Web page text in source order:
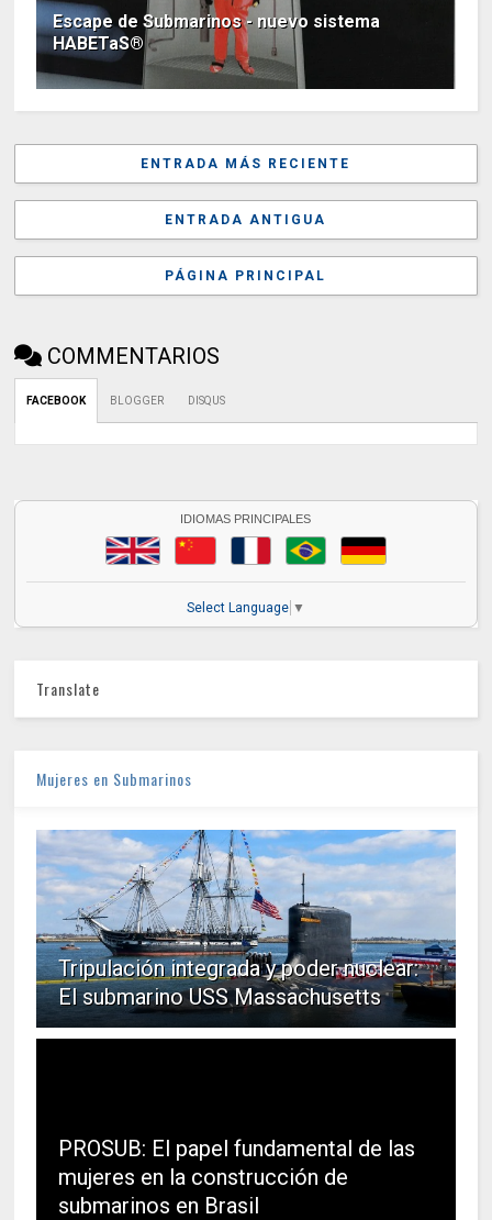
Escape de Submarinos - nuevo sistema
HABETaS®
ENTRADA MÁS RECIENTE
ENTRADA ANTIGUA
PÁGINA PRINCIPAL
COMMENTARIOS
FACEBOOK BLOGGER DISQUS
IDIOMAS PRINCIPALES
Select Language ▼
Translate
Mujeres en Submarinos
Tripulación integrada y poder nuclear:
El submarino USS Massachusetts
PROSUB: El papel fundamental de las
mujeres en la construcción de
submarinos en Brasil